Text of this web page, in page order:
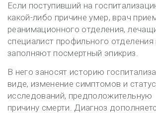
Если поступивший на
какой-либо причине умер, врач
реанимационного отделения,
специалист профильного отделения
заполняют посмертный эпикриз.
В него заносят историю
виде, изменение симптомов и
исследований, предположительную
причину смерти. Диагноз